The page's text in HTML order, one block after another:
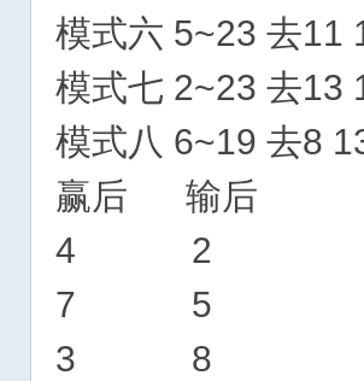
模式六 5~23 去11
模式七 2~23 去13
模式八 6~19 去8
赢后 输后
4 2
7 5
3 8